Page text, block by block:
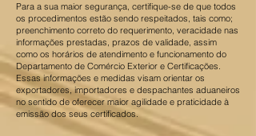
Para a sua maior segurança, certifique-se de que todos
os procedimentos estão sendo respeitados, tais como;
preenchimento correto do requerimento, veracidade nas
informações prestadas, prazos de validade, assim
como os horários de atendimento e funcionamento do
Departamento de Comércio Exterior e Certificações.
Essas informações e medidas visam orientar os
exportadores, importadores e despachantes aduaneiros
no sentido de oferecer maior agilidade e praticidade à
emissão dos seus certificados.